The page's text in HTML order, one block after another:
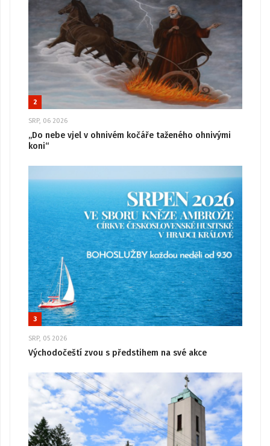
2
SRP, 06 2026
„Do nebe vjel v ohnivém kočáře taženého ohnivými
koni“
3
SRP, 05 2026
Východočeští zvou s předstihem na své akce